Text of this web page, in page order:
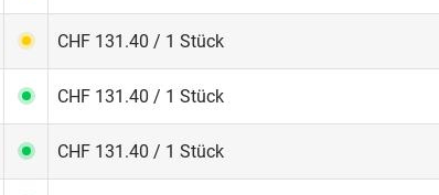
CHF 131.40 / 1 Stück
CHF 131.40 / 1 Stück
CHF 131.40 / 1 Stück